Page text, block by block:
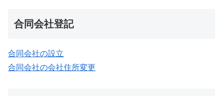
合同会社登記
合同会社の設立
合同会社の会社住所変更